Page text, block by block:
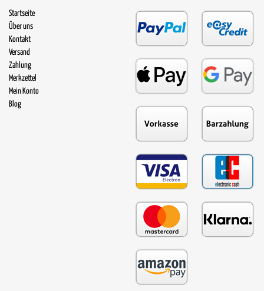
Startseite
Über uns
Kontakt
Versand
Zahlung
Merkzettel
Mein Konto
Blog